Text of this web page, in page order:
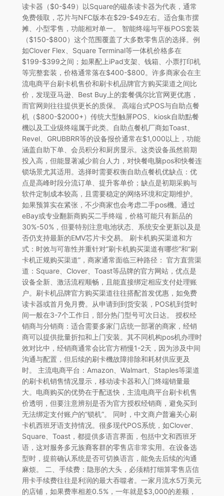
读卡器（$0-$49）以Square的磁条读卡器为代表，通常
免费领取，芯片与NFC版本在$29-$49左右。适合集市摆
摊、小型零售，功能相对单一。 智能终端与平板POS套装
（$150-$800）这个范围覆盖了大多数零售店的选择。例
如Clover Flex、Square Terminal等一体机价格多在
$199-$399之间；如果配上iPad支架、钱箱、小票打印机
等完整套装，价格通常落在$400-$800。许多商家会在主
流电商平台刷卡机售价和刷卡机品牌官方购买渠道之间比
价，发现亚马逊、Best Buy上的套餐偶尔比官网更优惠，
而官网则往往提供更长的质保。 高端台式POS与自助点餐
机（$800-$2000+）传统大型触屏POS、kiosk自助點餐
機以及工业级终端属于此类。自助点餐机厂商如Toast、
Revel、GRUBBRR等的设备报价通常在$1,000以上，功能
涵盖自助下单、会员积分和厨房显示。这类设备虽然前期
投入高，但能显著减少前台人力，对快餐电脑pos和快餐连
锁场景尤其适用。选择时需要权衡自助点餐机优缺点：优
点是高峰时段分流订单、提升客单价；缺点是初期采购与
软件定制成本较高，且需要稳定的网络环境和定期维护。
如果预算实在紧张，不少商家也会考虑二手pos機。通过
eBay或专业翻新商购买二手终端，价格可能只有新品的
30%-50%，但要特别注意电池状态、系统安全更新以及是
否仍支持最新的EMV芯片卡交易。 刷卡机购买渠道和方
式：时效与可靠性并重针对“刷卡机购买渠道有哪些”和“刷
卡机正规购买渠道”，商家通常面临三种路径： 官方直营渠
道：Square、Clover、Toast等品牌的官方网站，优点是
设备全新、激活流程顺畅，且能直接绑定相应支付处理账
户。刷卡机品牌官方购买渠道往往搭配首发优惠，如免费
读卡器或首月免月费。从申请到到货安装，POS机到货时
间一般在3-7个工作日，部分热门型号可次日达。 授权经
销商与分销商：适合需要多家门店统一部署的商家，经销
商可以提供批量折扣和上门安装。其不同机构pos机办理时
效对比中，经销商通常会比官方稍慢1-2天，因为涉及中间
沟通与配置，但后续的刷卡機故障排除和耗材供应更及
时。 主流电商平台：Amazon、Walmart、Staples等渠道
的刷卡机销售情况显示，移动读卡器和入门终端销量最
大。电商购买的优势在于配送快，主流电商平台刷卡机售
价透明，但要注意辨别是否为官方授权经销商，避免买到
无法绑定支付账户的“锁机”。 同时，中文商户普遍关心刷
卡机西班牙语支持情况。很多现代POS系统，如Clover、
Square、Toast，都提供多语言界面，包括中文和西班牙
语，这对服务多元族裔客群的零售店非常实用。在设备选
型时，提前确认系统是否可切换语言，能免去后续的沟通
麻烦。 二、手续费：隐形的大头，必须精打细算零售店信
用卡手续费往往是利润的最大吞噬者。一家月流水5万美元
的店铺，如果费率相差0.5%，一年就是$3,000的差额，